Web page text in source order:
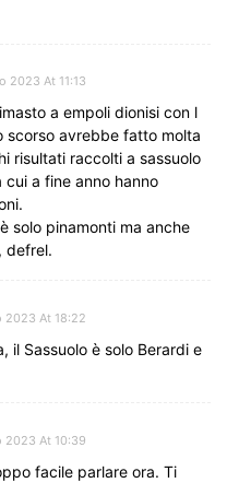
2023 At 11:13
a empoli dionisi con l
scorso avrebbe fatto molta
risultati raccolti a sassuolo
a fine anno hanno
solo pinamonti ma anche
defrel.
2023 At 18:22
il Sassuolo è solo Berardi e
2023 At 10:39
facile parlare ora. Ti